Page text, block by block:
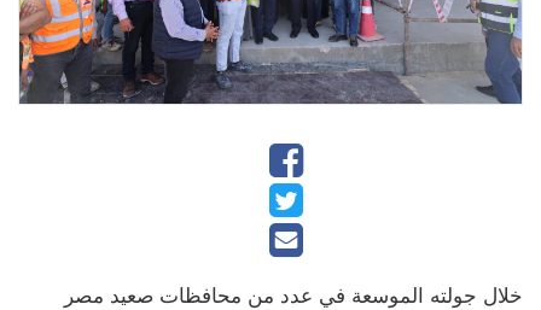
خلال جولته الموسعة في عدد من محافظات صعيد مصر